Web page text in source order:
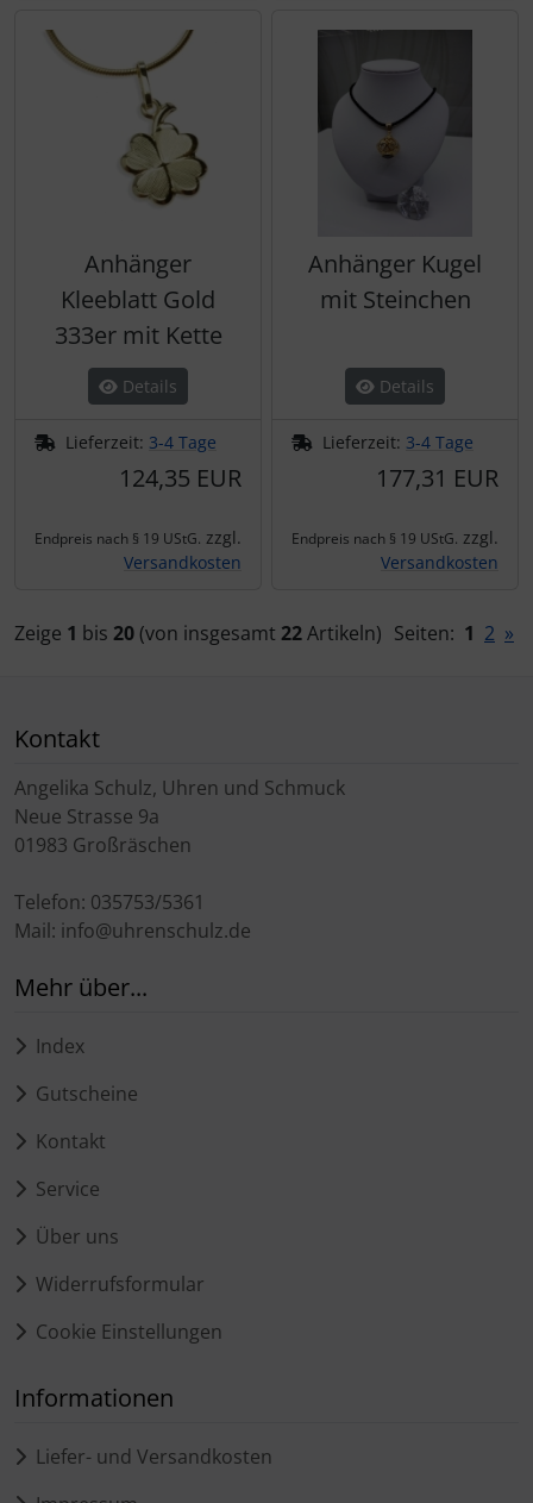
Anhänger
Kleeblatt Gold
333er mit Kette
Details
Lieferzeit: 3-4 Tage
124,35 EUR
Endpreis nach § 19 UStG. zzgl.
Versandkosten
Anhänger Kugel
mit Steinchen
Details
Lieferzeit: 3-4 Tage
177,31 EUR
Endpreis nach § 19 UStG. zzgl.
Versandkosten
Zeige 1 bis 20 (von insgesamt 22Artikeln) Seiten: 1 2 »
Kontakt
Angelika Schulz, Uhren und Schmuck
Neue Strasse 9a
01983 Großräschen
Telefon: 035753/5361
Mail: info@uhrenschulz.de
Mehr über...
Index
Gutscheine
Kontakt
Service
Über uns
Widerrufsformular
Cookie Einstellungen
Informationen
Liefer- und Versandkosten